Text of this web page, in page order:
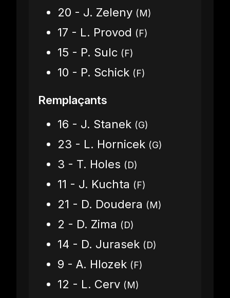
20 - J. Zeleny (M)
17 - L. Provod (F)
15 - P. Sulc (F)
10 - P. Schick (F)
Remplaçants
16 - J. Stanek (G)
23 - L. Hornicek (G)
3 - T. Holes (D)
11 - J. Kuchta (F)
21 - D. Doudera (M)
2 - D. Zima (D)
14 - D. Jurasek (D)
9 - A. Hlozek (F)
12 - L. Cerv (M)